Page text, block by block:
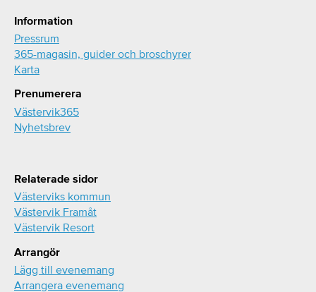
Information
Pressrum
365-magasin, guider och broschyrer
Karta
Prenumerera
Västervik365
Nyhetsbrev
Relaterade sidor
Västerviks kommun
Västervik Framåt
Västervik Resort
Arrangör
Lägg till evenemang
Arrangera evenemang